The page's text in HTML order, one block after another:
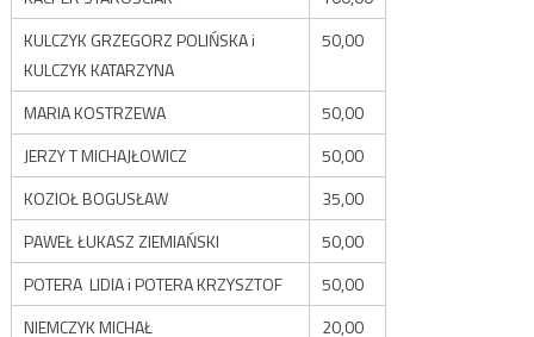
KULCZYK GRZEGORZ POLIŃSKA i
KULCZYK KATARZYNA
50,00
MARIA KOSTRZEWA
50,00
JERZY T MICHAJŁOWICZ
50,00
KOZIOŁ BOGUSŁAW
35,00
PAWEŁ ŁUKASZ ZIEMIAŃSKI
50,00
POTERA LIDIA i POTERA KRZYSZTOF
50,00
NIEMCZYK MICHAŁ
20,00